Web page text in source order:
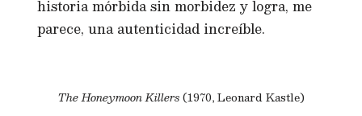
historia mórbida sin morbidez y logra, me
parece, una autenticidad increíble.
The Honeymoon Killers(1970, Leonard Kastle)